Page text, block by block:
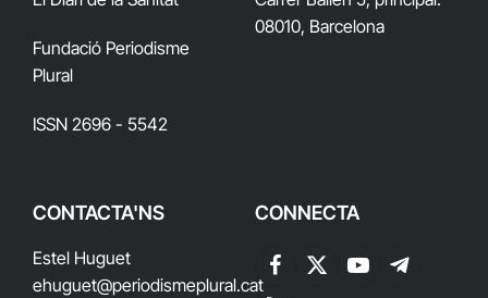
Fundació Periodisme
Plural
ISSN 2696 - 5542
08010, Barcelona
CONTACTA'NS
Estel Huguet
ehuguet@periodismeplural.cat
CONNECTA
Facebook
X
YouTubeTelegram